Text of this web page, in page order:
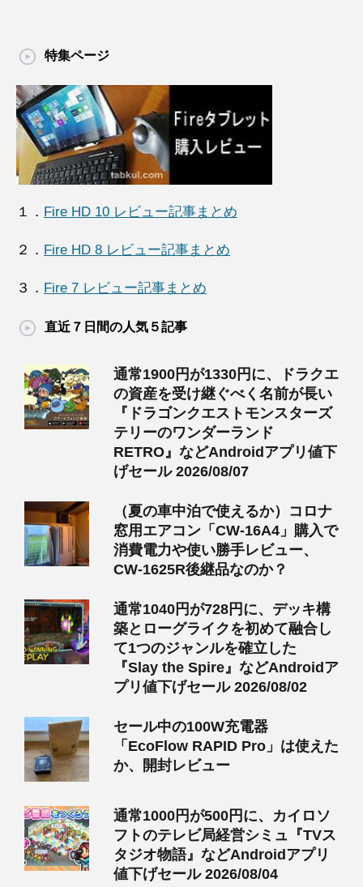
特集ページ
１． Fire HD 10 レビュー記事まとめ
２． Fire HD 8 レビュー記事まとめ
３． Fire 7 レビュー記事まとめ
直近７日間の人気５記事
通常1900円が1330円に、ドラクエ
の資産を受け継ぐべく名前が長い
『ドラゴンクエストモンスターズ
テリーのワンダーランド
RETRO』などAndroidアプリ値下
げセール 2026/08/07
（夏の車中泊で使えるか）コロナ
窓用エアコン「CW-16A4」購入で
消費電力や使い勝手レビュー、
CW-1625R後継品なのか？
通常1040円が728円に、デッキ構
築とローグライクを初めて融合し
て1つのジャンルを確立した
『Slay the Spire』などAndroidア
プリ値下げセール 2026/08/02
セール中の100W充電器
「EcoFlow RAPID Pro」は使えた
か、開封レビュー
通常1000円が500円に、カイロソ
フトのテレビ局経営シミュ『TVス
タジオ物語』などAndroidアプリ
値下げセール 2026/08/04